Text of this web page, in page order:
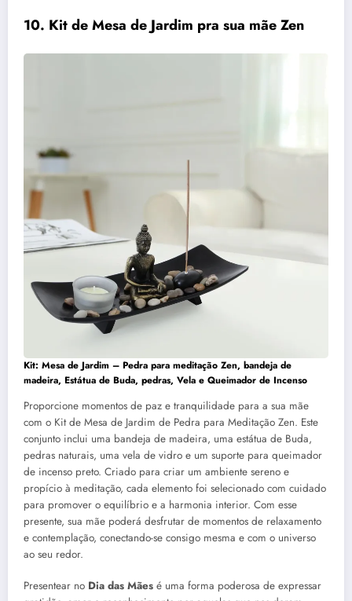
10. Kit de Mesa de Jardim pra sua mãe Zen
Kit: Mesa de Jardim – Pedra para meditação Zen, bandeja de
madeira, Estátua de Buda, pedras, Vela e Queimador de Incenso
Proporcione momentos de paz e tranquilidade para a sua mãe
com o Kit de Mesa de Jardim de Pedra para Meditação Zen. Este
conjunto inclui uma bandeja de madeira, uma estátua de Buda,
pedras naturais, uma vela de vidro e um suporte para queimador
de incenso preto. Criado para criar um ambiente sereno e
propício à meditação, cada elemento foi selecionado com cuidado
para promover o equilíbrio e a harmonia interior. Com esse
presente, sua mãe poderá desfrutar de momentos de relaxamento
e contemplação, conectando-se consigo mesma e com o universo
ao seu redor.
Presentear no Dia das Mães é uma forma poderosa de expressar